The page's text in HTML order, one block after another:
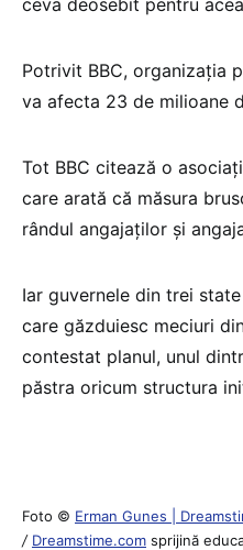
Potrivit BBC, organizația
va afecta 23 de milioane
Tot BBC citează o
care arată că măsura
rândul angajaților și
Iar guvernele din trei
care găzduiesc meciuri
contestat planul, unul
păstra oricum structura
Foto © Erman Gunes |
/ Dreamstime.com sprijină